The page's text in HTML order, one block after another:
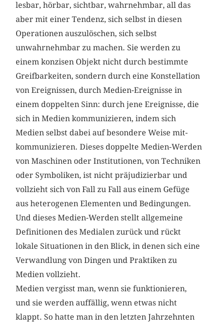
lesbar, hörbar, sichtbar, wahrnehmbar, all das
aber mit einer Tendenz, sich selbst in diesen
Operationen auszulöschen, sich selbst
unwahrnehmbar zu machen. Sie werden zu
einem konzisen Objekt nicht durch bestimmte
Greifbarkeiten, sondern durch eine Konstellation
von Ereignissen, durch Medien-Ereignisse in
einem doppelten Sinn: durch jene Ereignisse, die
sich in Medien kommunizieren, indem sich
Medien selbst dabei auf besondere Weise mit-
kommunizieren. Dieses doppelte Medien-Werden
von Maschinen oder Institutionen, von Techniken
oder Symboliken, ist nicht präjudizierbar und
vollzieht sich von Fall zu Fall aus einem Gefüge
aus heterogenen Elementen und Bedingungen.
Und dieses Medien-Werden stellt allgemeine
Definitionen des Medialen zurück und rückt
lokale Situationen in den Blick, in denen sich eine
Verwandlung von Dingen und Praktiken zu
Medien vollzieht.
Medien vergisst man, wenn sie funktionieren,
und sie werden auffällig, wenn etwas nicht
klappt. So hatte man in den letzten Jahrzehnten